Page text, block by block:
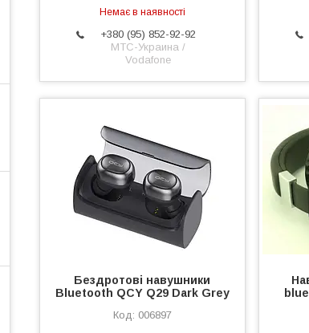
Немає в наявності
+380 (95) 852-92-92
МТС-Украина /
Vodafone
Бездротові навушники
Bluetooth QCY Q29 Dark Grey
006897